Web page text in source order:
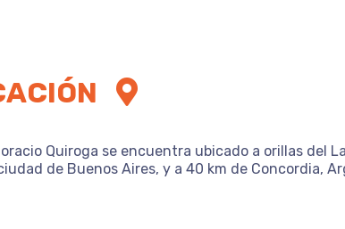
Quiroga se encuentra ubicado a orillas del
de Buenos Aires, y a 40 km de Concordia,